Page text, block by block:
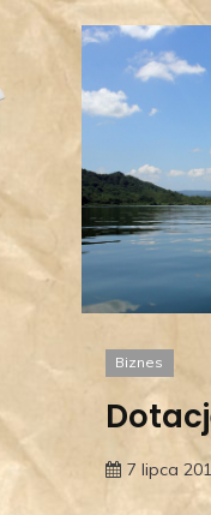
Biznes
7 lipca